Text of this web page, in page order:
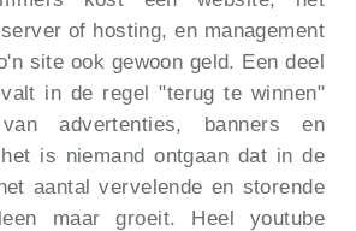
of hosting, en management
site ook gewoon geld. Een deel
in de regel "terug te winnen"
advertenties, banners en
is niemand ontgaan dat in de
aantal vervelende en storende
maar groeit. Heel youtube